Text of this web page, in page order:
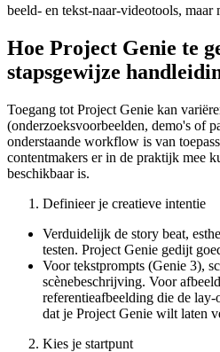
beeld- en tekst-naar-videotools,
Hoe Project Genie te
stapsgewijze
Toegang tot Project Genie kan
(onderzoeksvoorbeelden, demo's of
onderstaande workflow is van
contentmakers er in de praktijk mee
beschikbaar is.
Definieer je creatieve intentie
Verduidelijk de story beat,
testen. Project Genie gedijt
Voor tekstprompts (Genie 3),
scènebeschrijving. Voor
referentieafbeelding die de
dat je Project Genie wilt laten
Kies je startpunt